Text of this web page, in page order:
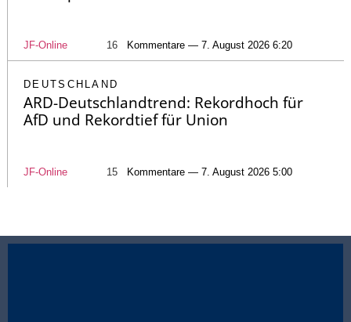
JF-Online 16 Kommentare — 7. August 2026 6:20
DEUTSCHLAND
ARD-Deutschlandtrend: Rekordhoch für
AfD und Rekordtief für Union
JF-Online 15 Kommentare — 7. August 2026 5:00